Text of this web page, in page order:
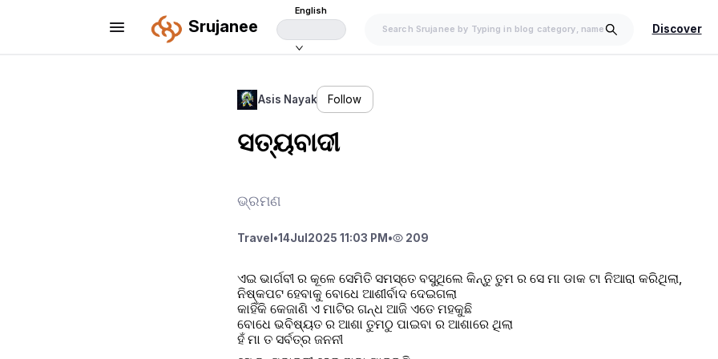
Srujanee
English
Discover
Asis Nayak Follow
ସତ୍ୟବାଦୀ
ଭ୍ରମଣ
Travel •14Jul 2025 11:03 PM • 209
ଏଇ ଭାର୍ଗବୀ ର କୂଳେ ସେମିତି ସମସ୍ତେ ବସୁଥିଲେ କିନ୍ତୁ ତୁମ ର ସେ ମା ଡାକ ଟା ନିଆରା କରିଥିଲା,
ନିଷ୍କପଟ ହେବାକୁ ବୋଧେ ଆଶୀର୍ବାଦ ଦେଇଗଲା
କାହିଁକି କେଜାଣି ଏ ମାଟିର ଗନ୍ଧ ଆଜି ଏତେ ମହକୁଛି
ବୋଧେ ଭବିଷ୍ୟତ ର ଆଶା ତୁମଠୁ ପାଇବା ର ଆଶାରେ ଥିଲା
ହଁ ମା ତ ସର୍ବତ୍ର ଜନନୀ